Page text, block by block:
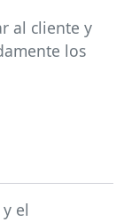
al cliente y
los
el